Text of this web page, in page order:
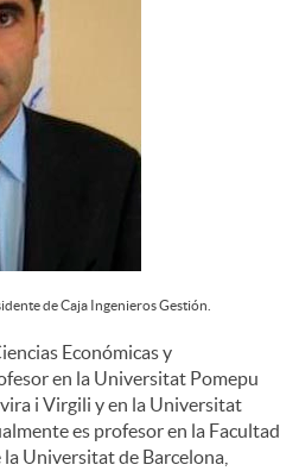
de Caja Ingenieros Gestión.
Económicas y
en la Universitat Pomepu
i Virgili y en la Universitat
es profesor en la Facultad
Universitat de Barcelona,